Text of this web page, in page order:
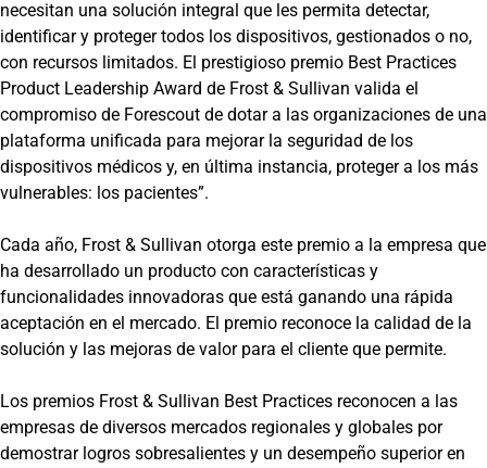
necesitan una solución integral que les permita detectar,
identificar y proteger todos los dispositivos, gestionados o no,
con recursos limitados. El prestigioso premio Best Practices
Product Leadership Award de Frost & Sullivan valida el
compromiso de Forescout de dotar a las organizaciones de una
plataforma unificada para mejorar la seguridad de los
dispositivos médicos y, en última instancia, proteger a los más
vulnerables: los pacientes”.
Cada año, Frost & Sullivan otorga este premio a la empresa que
ha desarrollado un producto con características y
funcionalidades innovadoras que está ganando una rápida
aceptación en el mercado. El premio reconoce la calidad de la
solución y las mejoras de valor para el cliente que permite.
Los premios Frost & Sullivan Best Practices reconocen a las
empresas de diversos mercados regionales y globales por
demostrar logros sobresalientes y un desempeño superior en